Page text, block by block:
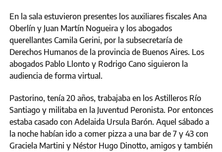
En la sala estuvieron presentes los auxiliares fiscales Ana
Oberlín y Juan Martín Nogueira y los abogados
querellantes Camila Gerini, por la subsecretaría de
Derechos Humanos de la provincia de Buenos Aires. Los
abogados Pablo Llonto y Rodrigo Cano siguieron la
audiencia de forma virtual.
Pastorino, tenía 20 años, trabajaba en los Astilleros Río
Santiago y militaba en la Juventud Peronista. Por entonces
estaba casado con Adelaida Ursula Barón. Aquel sábado a
la noche habían ido a comer pizza a una bar de 7 y 43 con
Graciela Martini y Néstor Hugo Dinotto, amigos y también